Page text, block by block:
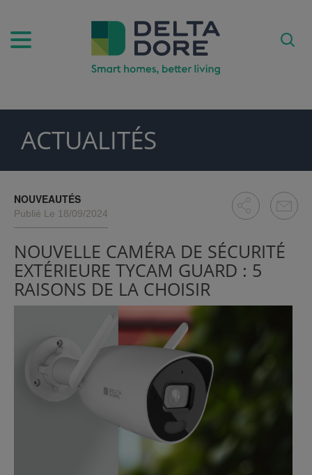
& SERVICES)
ACTUALITÉS
NOUVEAUTÉS
Publié Le 18/09/2024
NOUVELLE CAMÉRA DE SÉCURITÉ
EXTÉRIEURE TYCAM GUARD : 5
RAISONS DE LA CHOISIR